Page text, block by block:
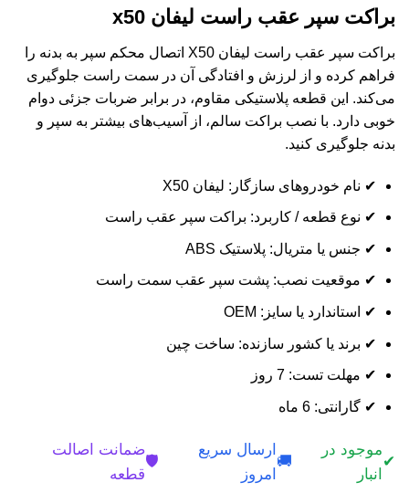
براکت سپر عقب راست لیفان x50
براکت سپر عقب راست لیفان X50 اتصال محکم سپر به بدنه را
فراهم کرده و از لرزش و افتادگی آن در سمت راست جلوگیری
می‌کند. این قطعه پلاستیکی مقاوم، در برابر ضربات جزئی دوام
خوبی دارد. با نصب براکت سالم، از آسیب‌های بیشتر به سپر و
بدنه جلوگیری کنید.
✔ نام خودروهای سازگار: لیفان X50
✔ نوع قطعه / کاربرد: براکت سپر عقب راست
✔ جنس یا متریال: پلاستیک ABS
✔ موقعیت نصب: پشت سپر عقب سمت راست
✔ استاندارد یا سایز: OEM
✔ برند یا کشور سازنده: ساخت چین
✔ مهلت تست: 7 روز
✔ گارانتی: 6 ماه
✔
موجود در
انبار
🚚
ارسال سریع
امروز
🛡️
ضمانت اصالت
قطعه